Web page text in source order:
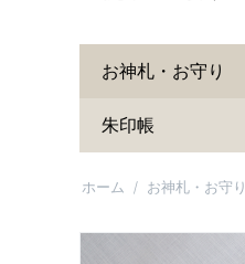
お神札・お守り
朱印帳
ホーム / お神札・お守り